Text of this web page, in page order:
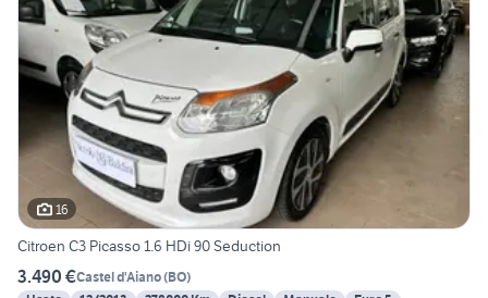
16
Citroen C3 Picasso 1.6 HDi 90 Seduction
3.490 €Castel d'Aiano(BO)